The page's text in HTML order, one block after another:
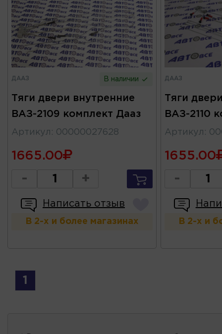
ДААЗ В наличии
Тяги двери внутренние
ВАЗ-2109 комплект Дааз
Артикул : 00000027628
1665.00
- +
Написать отзыв
В 2-х и более магазинах
ДААЗ
Тяги
ВАЗ-2110
Артикул :
1655.00
-
В 2-х и
1